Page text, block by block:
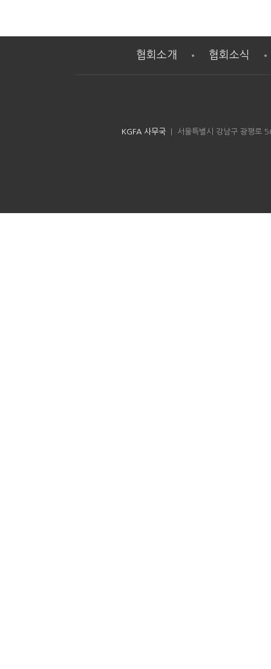
협회소개 협회소식
KGFA 사무국 | 서울특별시 강남구 광평